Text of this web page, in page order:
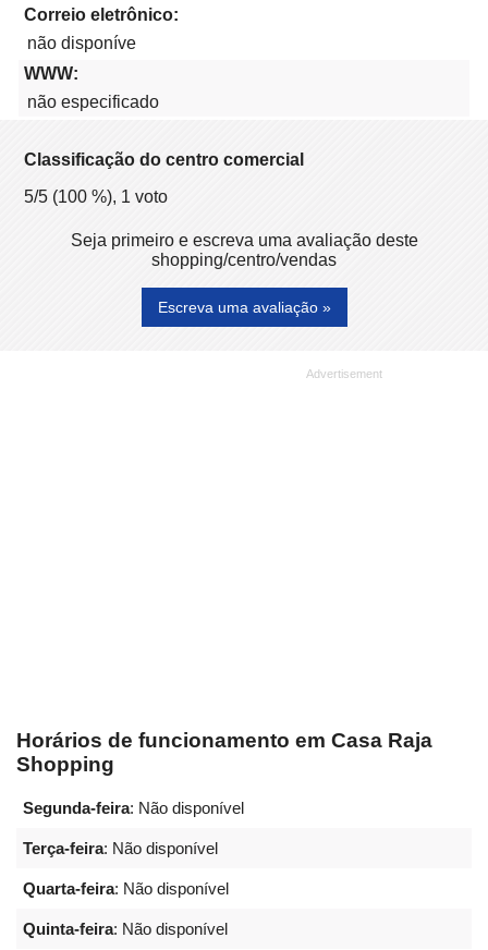
Correio eletrônico:
não disponíve
WWW:
não especificado
Classificação do centro comercial
5/5 (100 %), 1 voto
Seja primeiro e escreva uma avaliação deste
shopping/centro/vendas
Escreva uma avaliação »
Horários de funcionamento em Casa Raja
Shopping
Segunda-feira: Não disponível
Terça-feira: Não disponível
Quarta-feira: Não disponível
Quinta-feira: Não disponível